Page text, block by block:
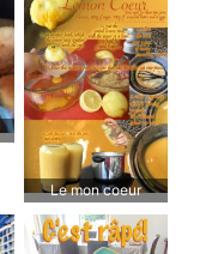
Le mon coeur